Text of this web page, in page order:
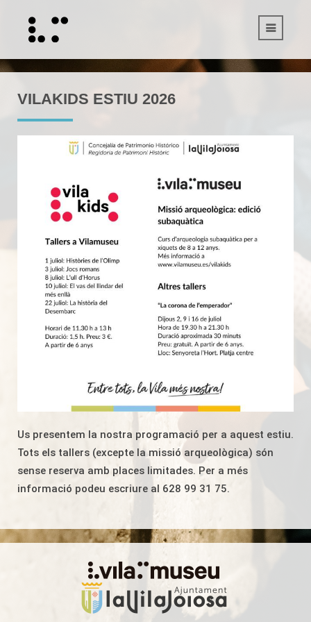
VILAKIDS ESTIU 2026
Us presentem la nostra programació per a aquest estiu.
Tots els tallers (excepte la missió arqueològica) són
sense reserva amb places limitades. Per a més
informació podeu escriure al 628 99 31 75.